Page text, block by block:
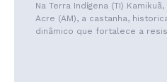
Na Terra Indígena (TI)
Acre (AM), a castanha,
dinâmico que fortalece a